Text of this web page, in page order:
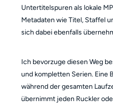
Untertitelspuren als lokale
Metadaten wie Titel, Staffel
sich dabei ebenfalls
Ich bevorzuge diesen Weg
und kompletten Serien. Eine
während der gesamten
übernimmt jeden Ruckler